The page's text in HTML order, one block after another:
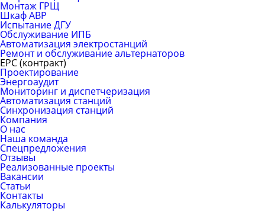
Монтаж ГРЩ
Шкаф АВР
Испытание ДГУ
Обслуживание ИПБ
Автоматизация электростанций
Ремонт и обслуживание альтернаторов
ЕРС (контракт)
Проектирование
Энергоаудит
Мониторинг и диспетчеризация
Автоматизация станций
Синхронизация станций
Компания
О нас
Наша команда
Спецпредложения
Отзывы
Реализованные проекты
Вакансии
Статьи
Контакты
Калькуляторы